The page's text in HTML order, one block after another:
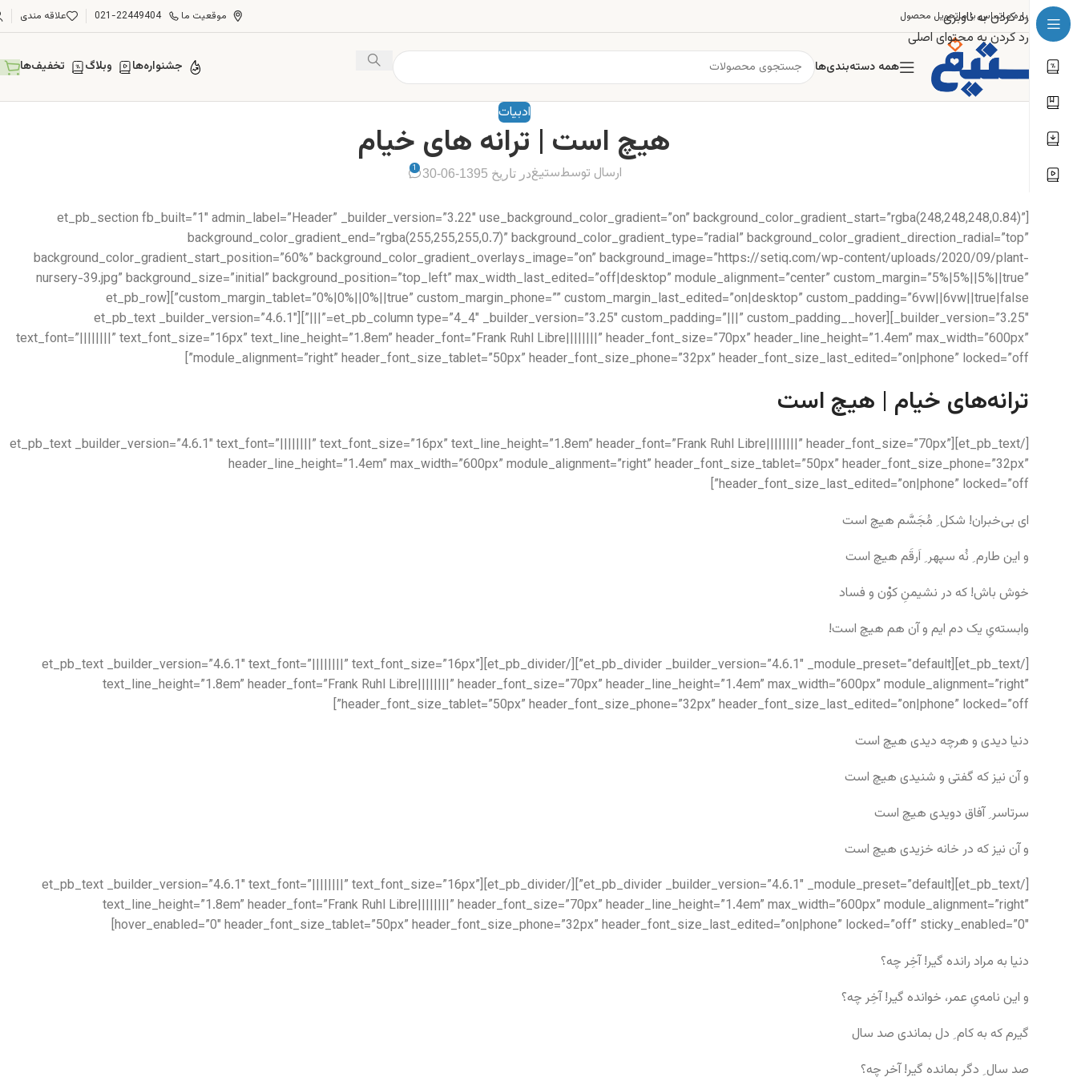
رد کردن به ناوبری
رد کردن به محتوای اصلی
درباره ماتماس با ماتحویل محصول موقعیت ما 021-22449404 علاقه مندی
همه دسته‌بندی‌ها جشنواره‌ها وبلاگ تخفیف‌ها
ادبیات
هیچ است | ترانه های خیام
ارسال توسطستیغدر تاریخ 1395-06-30 1
[et_pb_section fb_built=”1″ admin_label=”Header” _builder_version=”3.22″ use_background_color_gradient=”on” background_color_gradient_start=”rgba(248,248,248,0.84)”
background_color_gradient_end=”rgba(255,255,255,0.7)” background_color_gradient_type=”radial” background_color_gradient_direction_radial=”top”
background_color_gradient_start_position=”60%” background_color_gradient_overlays_image=”on” background_image=”https://setiq.com/wp-content/uploads/2020/09/plant-
nursery-39.jpg” background_size=”initial” background_position=”top_left” max_width_last_edited=”off|desktop” module_alignment=”center” custom_margin=”5%|5%||5%||true”
custom_margin_tablet=”0%|0%||0%||true” custom_margin_phone=”” custom_margin_last_edited=”on|desktop” custom_padding=”6vw||6vw||true|false”][et_pb_row
_builder_version=”3.25″][et_pb_column type=”4_4″ _builder_version=”3.25″ custom_padding=”|||” custom_padding__hover=”|||”][et_pb_text _builder_version=”4.6.1″
text_font=”||||||||” text_font_size=”16px” text_line_height=”1.8em” header_font=”Frank Ruhl Libre||||||||” header_font_size=”70px” header_line_height=”1.4em” max_width=”600px”
module_alignment=”right” header_font_size_tablet=”50px” header_font_size_phone=”32px” header_font_size_last_edited=”on|phone” locked=”off”]
ترانه‌های خیام | هیچ است
[/et_pb_text][et_pb_text _builder_version=”4.6.1″ text_font=”||||||||” text_font_size=”16px” text_line_height=”1.8em” header_font=”Frank Ruhl Libre||||||||” header_font_size=”70px”
header_line_height=”1.4em” max_width=”600px” module_alignment=”right” header_font_size_tablet=”50px” header_font_size_phone=”32px”
header_font_size_last_edited=”on|phone” locked=”off”]
ای بی‌خبران! شکل ِ مُجَسَّم هیچ است
و این طارم ِ نُه سپهر ِ اَرقَم هیچ است
خوش باش! که در نشیمنِ کوْن ‌و فساد
وابسته‌یِ یک دم ایم و آن هم هیچ است!
[/et_pb_text][et_pb_divider _builder_version=”4.6.1″ _module_preset=”default”][/et_pb_divider][et_pb_text _builder_version=”4.6.1″ text_font=”||||||||” text_font_size=”16px”
text_line_height=”1.8em” header_font=”Frank Ruhl Libre||||||||” header_font_size=”70px” header_line_height=”1.4em” max_width=”600px” module_alignment=”right”
header_font_size_tablet=”50px” header_font_size_phone=”32px” header_font_size_last_edited=”on|phone” locked=”off”]
دنیا دیدی و هرچه دیدی هیچ است
و آن نیز که گفتی و شنیدی هیچ است
سرتاسر ِ آفاق دویدی هیچ است
و آن نیز که در خانه خزیدی هیچ است
[/et_pb_text][et_pb_divider _builder_version=”4.6.1″ _module_preset=”default”][/et_pb_divider][et_pb_text _builder_version=”4.6.1″ text_font=”||||||||” text_font_size=”16px”
text_line_height=”1.8em” header_font=”Frank Ruhl Libre||||||||” header_font_size=”70px” header_line_height=”1.4em” max_width=”600px” module_alignment=”right”
hover_enabled=”0″ header_font_size_tablet=”50px” header_font_size_phone=”32px” header_font_size_last_edited=”on|phone” locked=”off” sticky_enabled=”0″]
دنیا به مراد رانده گیر! آخِر چه؟
و این نامه‌یِ عمر، خوانده گیر! آخِر چه؟
گیرم که به کام ِ دل بماندی صد سال
صد سال ِ دگر بمانده گیر! آخر چه؟